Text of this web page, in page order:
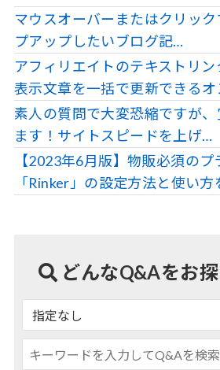
マウスオーバーまたはクリック
プアップしたいブログ記…
アフィリエイトのテキストリン
表示文章を一括で更新できる
素人の質問で大変恐縮ですが
ます！サイトスピードを上げ…
【2023年6月版】物販必須のプ
「Rinker」の設定方法と使い
どんなQ&Aをお